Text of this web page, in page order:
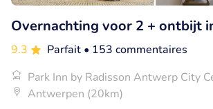
Overnachting voor 2 + ontbijt
9.3 Parfait • 153 commentaires
Park Inn by Radisson Antwerp City
Antwerpen (20km)